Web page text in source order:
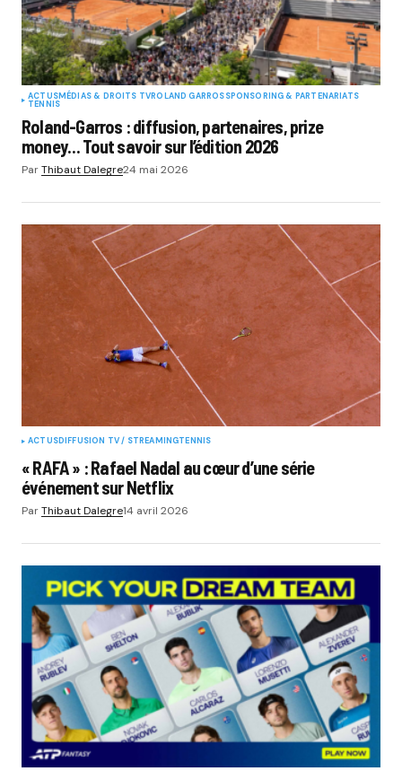
ACTUSMÉDIAS & DROITS TVROLAND GARROSSPONSORING & PARTENARIATS
TENNIS
Roland-Garros : diffusion, partenaires, prize
money… Tout savoir sur l’édition 2026
ParThibaut Dalegre24 mai 2026
ACTUSDIFFUSION TV / STREAMINGTENNIS
« RAFA » : Rafael Nadal au cœur d’une série
événement sur Netflix
ParThibaut Dalegre14 avril 2026